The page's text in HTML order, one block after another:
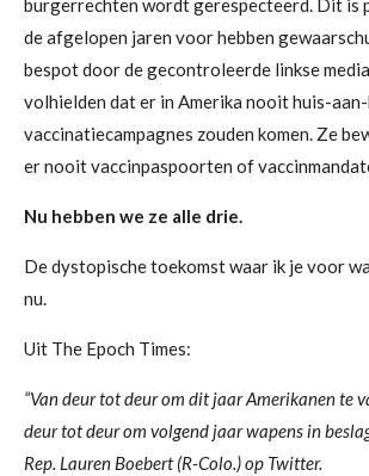
burgerrechten wordt gerespecteerd. Dit is
de afgelopen jaren voor hebben
bespot door de gecontroleerde linkse
volhielden dat er in Amerika nooit huis-
vaccinatiecampagnes zouden komen. Ze
er nooit vaccinpaspoorten of
Nu hebben we ze alle drie.
De dystopische toekomst waar ik je voor
nu.
Uit The Epoch Times:
“Van deur tot deur om dit jaar Amerikanen te
deur tot deur om volgend jaar wapens in
Rep. Lauren Boebert (R-Colo.) op Twitter.